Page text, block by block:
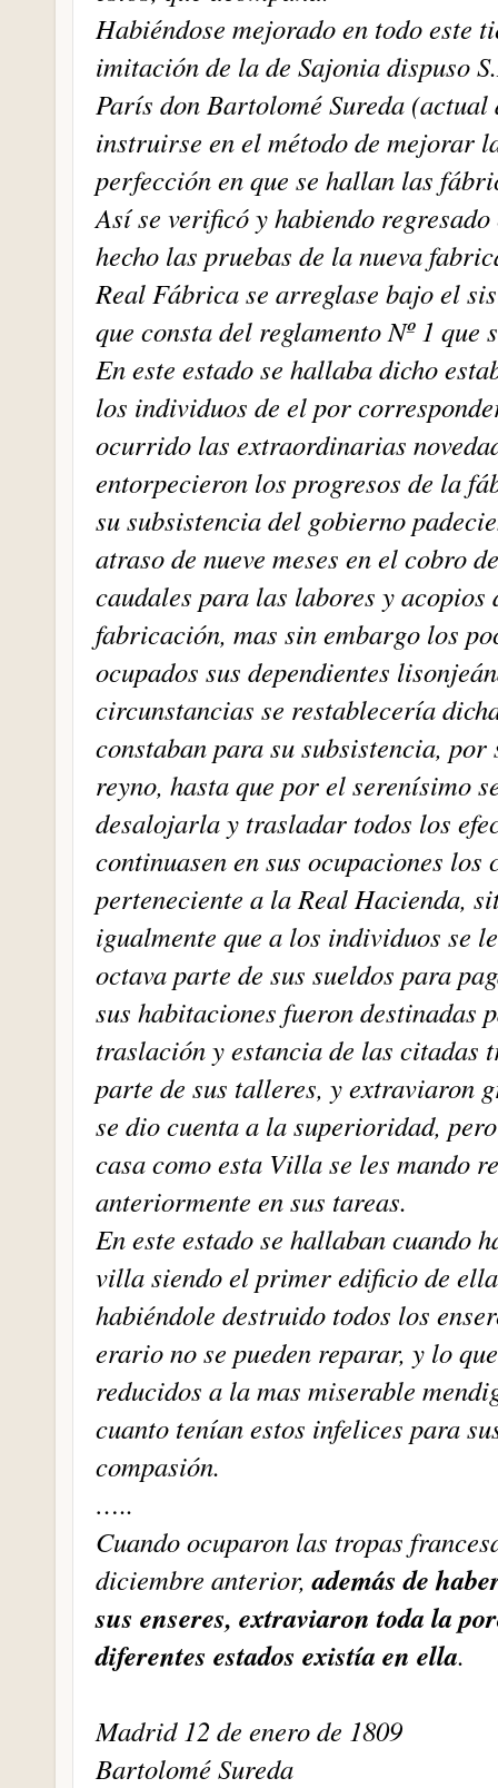
Habiéndose mejorado en todo este
imitación de la de Sajonia dispuso
París don Bartolomé Sureda
instruirse en el método de mejorar
perfección en que se hallan las
Así se verificó y habiendo
hecho las pruebas de la nueva
Real Fábrica se arreglase bajo el
que consta del reglamento Nº 1 que
En este estado se hallaba dicho
los individuos de el por
ocurrido las extraordinarias
entorpecieron los progresos de la
su subsistencia del gobierno
atraso de nueve meses en el cobro
caudales para las labores y
fabricación, mas sin embargo los
ocupados sus dependientes
circunstancias se restablecería
constaban para su subsistencia,
reyno, hasta que por el serenísimo
desalojarla y trasladar todos los
continuasen en sus ocupaciones
perteneciente a la Real Hacienda,
igualmente que a los individuos se
octava parte de sus sueldos para
sus habitaciones fueron destinadas
traslación y estancia de las citadas
parte de sus talleres, y extraviaron
se dio cuenta a la superioridad,
casa como esta Villa se les mando
anteriormente en sus tareas.
En este estado se hallaban cuando
villa siendo el primer edificio de
habiéndole destruido todos los
erario no se pueden reparar, y lo
reducidos a la mas miserable
cuanto tenían estos infelices para
compasión.
…..
Cuando ocuparon las tropas
diciembre anterior,además de
sus enseres, extraviaron toda la
diferentes estados existía en ella.
Madrid 12 de enero de 1809
Bartolomé Sureda